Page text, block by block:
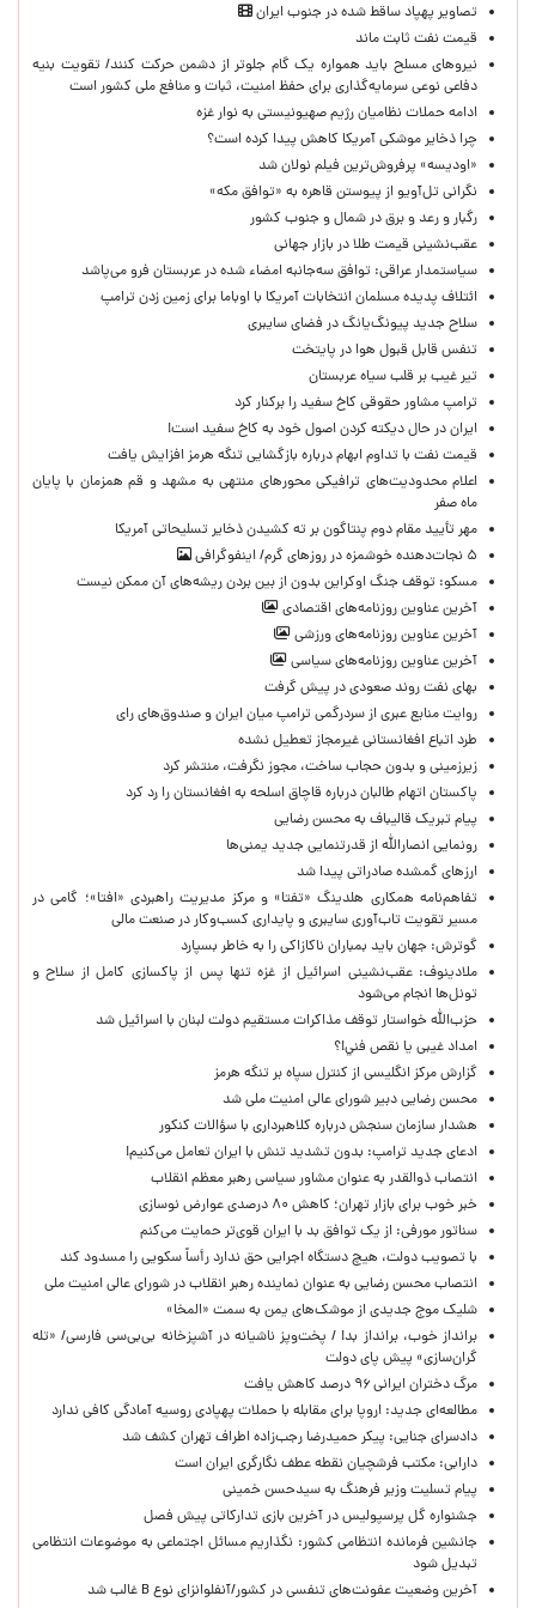
تصاویر پهپاد ساقط شده در جنوب ایران
قیمت نفت ثابت ماند
نیروهای مسلح باید همواره یک گام جلوتر از دشمن حرکت کنند/ تقویت بنیه
دفاعی نوعی سرمایه‌گذاری برای حفظ امنیت، ثبات و منافع ملی کشور است
ادامه حملات نظامیان رژیم صهیونیستی به نوار غزه
چرا ذخایر موشکی آمریکا کاهش پیدا کرده است؟
«اودیسه» پرفروش‌ترین فیلم نولان شد
نگرانی تل‌آویو از پیوستن قاهره به «توافق مکه»
رگبار و رعد و برق در شمال و جنوب کشور
عقب‌نشینی قیمت طلا در بازار جهانی
سیاستمدار عراقی: توافق سه‌جانبه امضاء شده در عربستان فرو می‌پاشد
ائتلاف پدیده مسلمان انتخابات آمریکا با اوباما برای زمین زدن ترامپ
سلاح جدید پیونگ‌یانگ در فضای سایبری
تنفس قابل قبول هوا در پایتخت
تیر غیب بر قلب سیاه عربستان
ترامپ مشاور حقوقی کاخ سفید را برکنار کرد
ایران در حال دیکته کردن اصول خود به کاخ سفید است!
قیمت نفت با تداوم ابهام درباره بازگشایی تنگه هرمز افزایش یافت
اعلام محدودیت‌های ترافیکی محورهای منتهی به مشهد و قم همزمان با پایان
ماه صفر
مهر تأیید مقام دوم پنتاگون بر ته کشیدن ذخایر تسلیحاتی آمریکا
۵ نجات‌دهنده خوشمزه در روزهای گرم/ اینفوگرافی
مسکو: توقف جنگ اوکراین بدون از بین بردن ریشه‌های آن ممکن نیست
آخرین عناوین روزنامه‌های اقتصادی
آخرین عناوین روزنامه‌های ورزشی
آخرین عناوین روزنامه‌های سیاسی
بهای نفت روند صعودی در پیش گرفت
روایت منابع عبری از سردرگمی ترامپ میان ایران و صندوق‌های رای
طرد اتباع افغانستانی غیرمجاز تعطیل نشده
زیرزمینی و بدون حجاب ساخت، مجوز نگرفت، منتشر کرد
پاکستان اتهام طالبان درباره قاچاق اسلحه به افغانستان را رد کرد
پیام تبریک قالیباف به محسن رضایی
رونمایی انصارالله از قدرتنمایی جدید یمنی‌ها
ارزهای گمشده صادراتی پیدا شد
تفاهم‌نامه همکاری هلدینگ «تفتا» و مرکز مدیریت راهبردی «افتا»؛ گامی در
مسیر تقویت تاب‌آوری سایبری و پایداری کسب‌وکار در صنعت مالی
گوترش: جهان باید بمباران ناکازاکی را به‌ خاطر بسپارد
ملادینوف: عقب‌نشینی اسرائیل از غزه تنها پس از پاکسازی کامل از سلاح و
تونل‌ها انجام می‌شود
حزب‌الله خواستار توقف مذاکرات مستقیم دولت لبنان با اسرائیل شد
امداد غیبی يا نقص فني!؟
گزارش مرکز انگلیسی از کنترل سپاه بر تنگه هرمز
محسن رضایی دبیر شورای عالی امنیت ملی شد
هشدار سازمان سنجش درباره کلاهبرداری با سؤالات کنکور
ادعای جدید ترامپ: بدون تشدید تنش با ایران تعامل می‌کنیم!
انتصاب ذوالقدر به عنوان مشاور سیاسی رهبر معظم انقلاب
خبر خوب برای بازار تهران؛ کاهش ۸۰ درصدی عوارض نوسازی
سناتور مورفی: از یک توافق بد با ایران قوی‌تر حمایت می‌کنم
با تصویب دولت، هیچ دستگاه اجرایی حق ندارد رأساً سکویی را مسدود کند
انتصاب محسن رضایی به عنوان نماینده رهبر انقلاب در شورای عالی امنیت ملی
شلیک موج جدیدی از موشک‌های یمن به سمت «المخا»
برانداز خوب، برانداز بد! / پخت‌وپز ناشیانه در آشپزخانه‌ بی‌بی‌سی فارسی/ «تله
گران‌سازی» پیش پای دولت
مرگ دختران ایرانی ۹۶ درصد کاهش یافت
مطالعه‌ای جدید: اروپا برای مقابله با حملات پهپادی روسیه آمادگی کافی ندارد
دادسرای جنایی: پیکر حمیدرضا رجب‌زاده اطراف تهران کشف شد
دارابی: مکتب فرشچیان نقطه عطف نگارگری ایران است
پیام تسلیت وزیر فرهنگ به سیدحسن خمینی
جشنواره گل پرسپولیس در آخرین بازی تدارکاتی پیش فصل
جانشین فرمانده انتظامی کشور: نگذاریم مسائل اجتماعی به موضوعات انتظامی
تبدیل شود
آخرین وضعیت عفونت‌های تنفسی در کشور/آنفلوانزای نوع B غالب شد